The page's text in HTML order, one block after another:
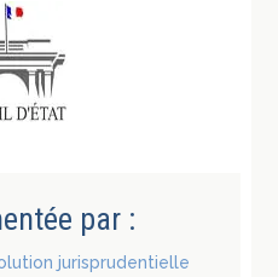
par :
jurisprudentielle